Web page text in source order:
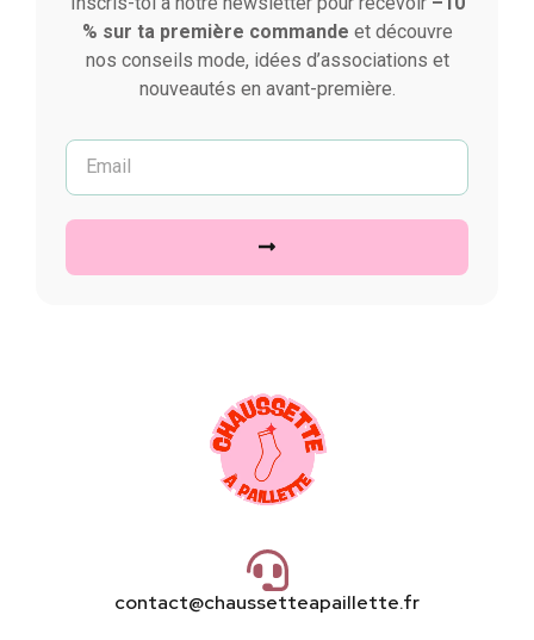
% sur ta première commande et découvre
nos conseils mode, idées d’associations et
nouveautés en avant-première.
contact@chaussetteapaillette.fr